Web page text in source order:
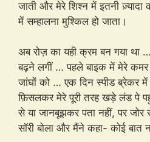
जाती और मेरे शिश्न में इतनी
में सम्हालना मुश्किल हो जाता।
अब रोज़ का यही क्रम बन गया था
बढ़ने लगीं … पहले बाइक में मेरे
जांघों को … एक दिन स्पीड ब्रेकर
फ़िसलकर मेरे पूरी तरह खड़े लंड पे
से या जानबूझकर पता नहीं, पर
सॉरी बोला और मैंने कहा- कोई बात